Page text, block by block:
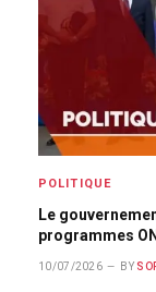
POLITIQUE
Le
programmes
10/07/2026 BY